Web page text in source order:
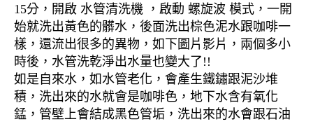
15分，開啟 水管清洗機 ，啟動 螺旋波 模式，一開
始就洗出黃色的髒水，後面洗出棕色泥水跟咖啡一
樣，還流出很多的異物，如下圖片影片，兩個多小
時後，水管洗乾淨出水量也變大了!!
如是自來水，如水管老化，會產生鐵鏽跟泥沙堆
積，洗出來的水就會是咖啡色，地下水含有氧化
錳，管壁上會結成黑色管垢，洗出來的水會跟石油